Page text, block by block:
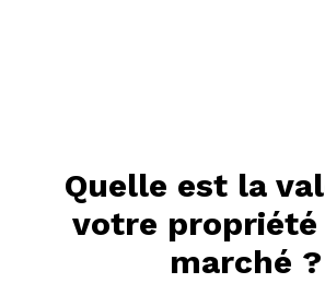
Quelle est la
votre propriété
marché ?